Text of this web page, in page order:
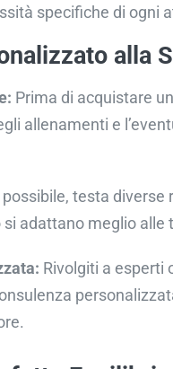
specifiche di ogni
alla
Prima di acquistare
allenamenti e
possibile, testa
adattano meglio alle
Rivolgiti a esperti